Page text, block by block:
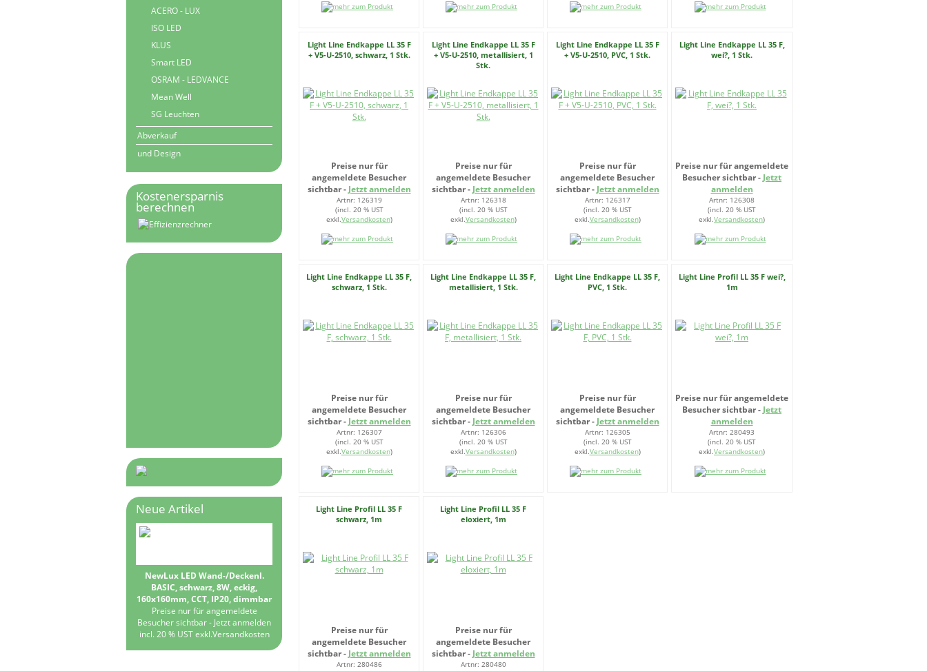
Light Line Endkappe LL 35 F
+ V5-U-2510, schwarz, 1 Stk.
Preise nur für
angemeldete Besucher
sichtbar - Jetzt anmelden
Artnr: 126319
(incl. 20 % UST
exkl.Versandkosten)
Light Line Endkappe LL 35 F
+ V5-U-2510, metallisiert, 1
Stk.
Preise nur für
angemeldete Besucher
sichtbar - Jetzt anmelden
Artnr: 126318
(incl. 20 % UST
exkl.Versandkosten)
Light Line Endkappe LL 35 F
+ V5-U-2510, PVC, 1 Stk.
Preise nur für
angemeldete Besucher
sichtbar - Jetzt anmelden
Artnr: 126317
(incl. 20 % UST
exkl.Versandkosten)
Light Line Endkappe LL 35 F,
wei?, 1 Stk.
Preise nur für angemeldete
Besucher sichtbar - Jetzt
anmelden
Artnr: 126308
(incl. 20 % UST
exkl.Versandkosten)
Light Line Endkappe LL 35 F,
schwarz, 1 Stk.
Preise nur für
angemeldete Besucher
sichtbar - Jetzt anmelden
Artnr: 126307
(incl. 20 % UST
exkl.Versandkosten)
Light Line Endkappe LL 35 F,
metallisiert, 1 Stk.
Preise nur für
angemeldete Besucher
sichtbar - Jetzt anmelden
Artnr: 126306
(incl. 20 % UST
exkl.Versandkosten)
Light Line Endkappe LL 35 F,
PVC, 1 Stk.
Preise nur für
angemeldete Besucher
sichtbar - Jetzt anmelden
Artnr: 126305
(incl. 20 % UST
exkl.Versandkosten)
Light Line Profil LL 35 F wei?,
1m
Preise nur für angemeldete
Besucher sichtbar - Jetzt
anmelden
Artnr: 280493
(incl. 20 % UST
exkl.Versandkosten)
Light Line Profil LL 35 F
schwarz, 1m
Preise nur für
angemeldete Besucher
sichtbar - Jetzt anmelden
Artnr: 280486
Light Line Profil LL 35 F
eloxiert, 1m
Preise nur für
angemeldete Besucher
sichtbar - Jetzt anmelden
Artnr: 280480
ACERO - LUX
ISO LED
KLUS
Smart LED
OSRAM - LEDVANCE
Mean Well
SG Leuchten
Abverkauf
und Design
Kostenersparnis
berechnen
Neue Artikel
NewLux LED Wand-/Deckenl.
BASIC, schwarz, 8W, eckig,
160x160mm, CCT, IP20, dimmbar
Preise nur für angemeldete
Besucher sichtbar - Jetzt anmelden
incl. 20 % UST exkl.Versandkosten